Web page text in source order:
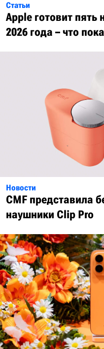
Статьи
Apple готовит пять
2026 года – что
Новости
CMF представила
наушники Clip Pro